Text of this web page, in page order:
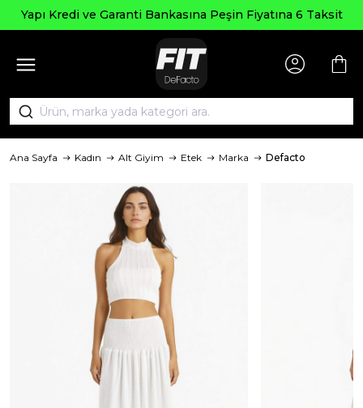
Yapı Kredi ve Garanti Bankasına Peşin Fiyatına 6 Taksit
Ana Sayfa Kadın Alt Giyim Etek Marka Defacto